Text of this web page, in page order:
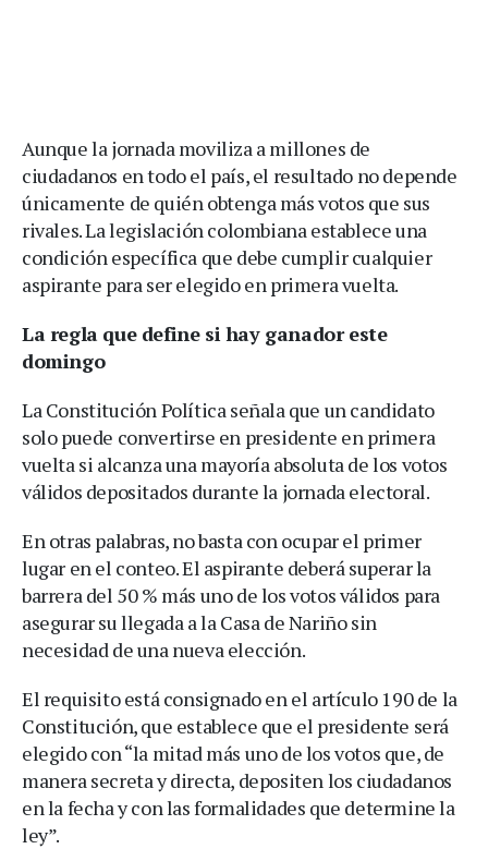
Aunque la jornada moviliza a millones de
ciudadanos en todo el país, el resultado no depende
únicamente de quién obtenga más votos que sus
rivales. La legislación colombiana establece una
condición específica que debe cumplir cualquier
aspirante para ser elegido en primera vuelta.
La regla que define si hay ganador este
domingo
La Constitución Política señala que un candidato
solo puede convertirse en presidente en primera
vuelta si alcanza una mayoría absoluta de los votos
válidos depositados durante la jornada electoral.
En otras palabras, no basta con ocupar el primer
lugar en el conteo. El aspirante deberá superar la
barrera del 50 % más uno de los votos válidos para
asegurar su llegada a la Casa de Nariño sin
necesidad de una nueva elección.
El requisito está consignado en el artículo 190 de la
Constitución, que establece que el presidente será
elegido con “la mitad más uno de los votos que, de
manera secreta y directa, depositen los ciudadanos
en la fecha y con las formalidades que determine la
ley”.